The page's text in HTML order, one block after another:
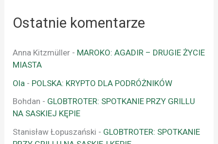
Ostatnie komentarze
Anna Kitzmüller - MAROKO: AGADIR – DRUGIE ŻYCIE
MIASTA
Ola - POLSKA: KRYPTO DLA PODRÓŻNIKÓW
Bohdan - GLOBTROTER: SPOTKANIE PRZY GRILLU
NA SASKIEJ KĘPIE
Stanisław Łopuszański - GLOBTROTER: SPOTKANIE